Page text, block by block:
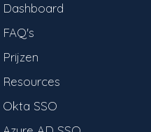
Dashboard
FAQ's
Prijzen
Resources
Okta SSO